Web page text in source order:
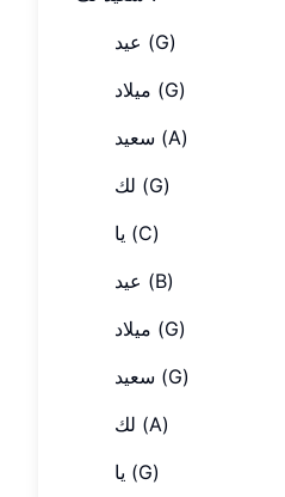
عيد (G)
ميلاد (G)
سعيد (A)
لك (G)
يا (C)
عيد (B)
ميلاد (G)
سعيد (G)
لك (A)
يا (G)